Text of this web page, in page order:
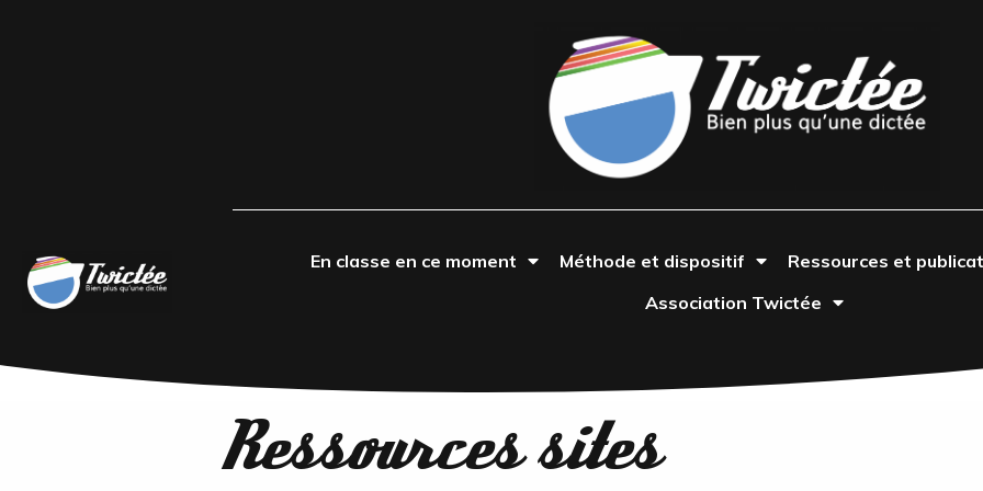
En classe en ce moment Méthode et dispositif Ressources et
Association Twictée
Ressources sites